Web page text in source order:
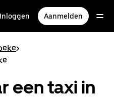
Inloggen Aanmelden
>
een taxi in